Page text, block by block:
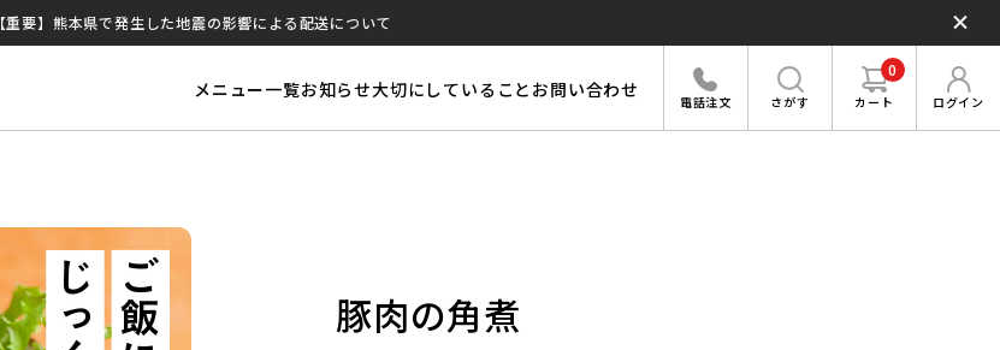
【重要】熊本県で発生した地震の影響による配送について
メニュー一覧お知らせ大切にしていること お問い合わせ
電話注文 さがす カート
0
ログイン
豚肉の角煮